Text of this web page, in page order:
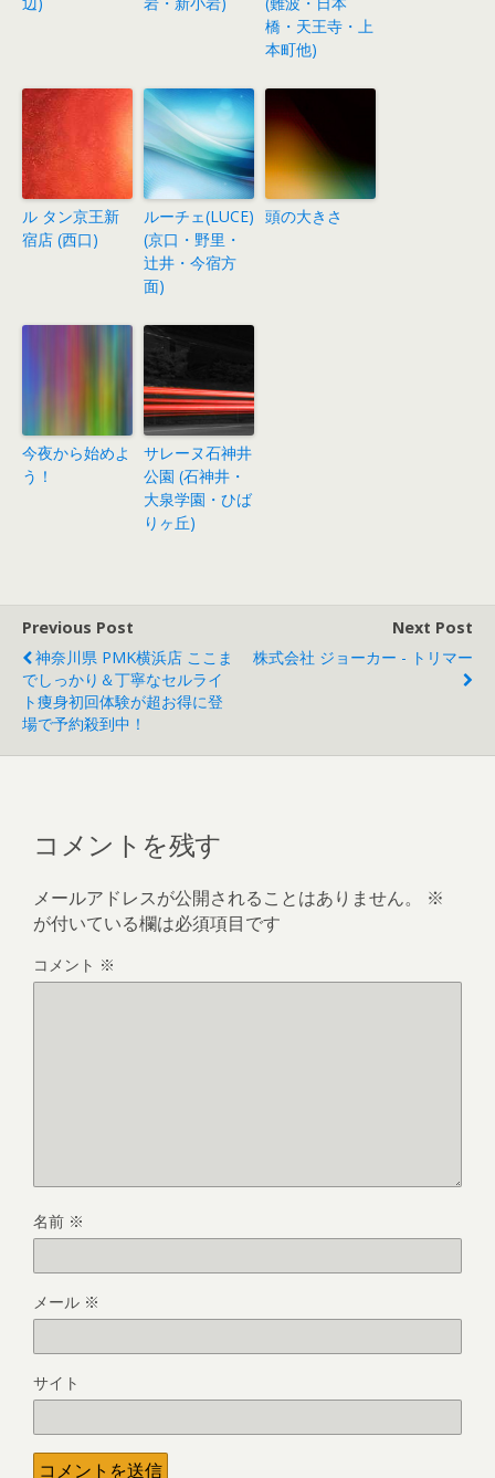
橋・天王寺・上
本町他)
ル タン京王新
宿店 (西口)
ルーチェ(LUCE)
(京口・野里・
辻井・今宿方
面)
頭の大きさ
今夜から始めよ
う！
サレーヌ石神井
公園 (石神井・
大泉学園・ひば
りヶ丘)
Previous Post
神奈川県 PMK横浜店 ここま
でしっかり＆丁寧なセルライ
ト痩身初回体験が超お得に登
場で予約殺到中！
Next Post
株式会社 ジョーカー - トリマー
コメントを残す
メールアドレスが公開されることはありません。
※
が付いている欄は必須項目です
コメント ※
名前 ※
メール ※
サイト